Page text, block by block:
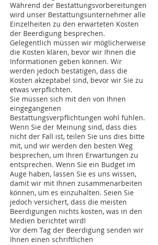
Während der Bestattungsvorbereitungen
wird unser Bestattungsunternehmer alle
Einzelheiten zu den erwarteten Kosten
der Beerdigung besprechen.
Gelegentlich müssen wir möglicherweise
die Kosten klären, bevor wir Ihnen die
Informationen geben können. Wir
werden jedoch bestätigen, dass die
Kosten akzeptabel sind, bevor wir Sie zu
etwas verpflichten.
Sie müssen sich mit den von Ihnen
eingegangenen
Bestattungsverpflichtungen wohl fühlen.
Wenn Sie der Meinung sind, dass dies
nicht der Fall ist, teilen Sie uns dies bitte
mit, und wir werden den besten Weg
besprechen, um Ihren Erwartungen zu
entsprechen. Wenn Sie ein Budget im
Auge haben, lassen Sie es uns wissen,
damit wir mit Ihnen zusammenarbeiten
können, um es einzuhalten. Seien Sie
jedoch versichert, dass die meisten
Beerdigungen nichts kosten, was in den
Medien berichtet wird!
Vor dem Tag der Beerdigung senden wir
Ihnen einen schriftlichen